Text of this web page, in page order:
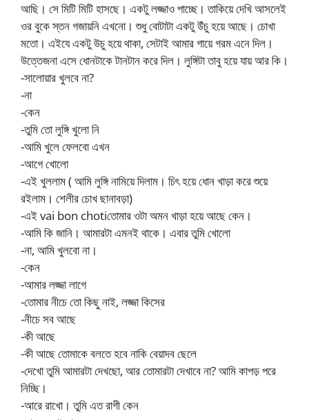
আছি। সে মিটি মিটি হাসছে। একটু লজ্জাও পাচ্ছে। তাকিয়ে দেখি আসলেই
ওর বুকে স্তন গজায়নি এখনো। শুধু বোটাটা একটু উঁচু হয়ে আছে। চোখা
মতো। এইযে একটু উচু হয়ে থাকা, সেটাই আমার গায়ে গরম এনে দিল।
উত্তেজনা এসে ধোনটাকে টানটান করে দিল। লুঙ্গিটা তাবু হয়ে যায় আর কি।
-সালোয়ার খুলবে না?
-না
-কেন
-তুমি তো লুঙ্গি খুলো নি
-আমি খুলে ফেলবো এখন
-আগে খোলো
-এই খুললাম ( আমি লুঙ্গি নামিয়ে দিলাম। চিৎ হয়ে ধোন খাড়া করে শুয়ে
রইলাম। শেলীর চোখ ছানাবড়া)
-এই vai bon chotiতোমার ওটা অমন খাড়া হয়ে আছে কেন।
-আমি কি জানি। আমারটা এমনই থাকে। এবার তুমি খোলো
-না, আমি খুলবো না।
-কেন
-আমার লজ্জা লাগে
-তোমার নীচে তো কিছু নাই, লজ্জা কিসের
-নীচে সব আছে
-কী আছে
-কী আছে তোমাকে বলতে হবে নাকি বেয়াদব ছেলে
-দেখো তুমি আমারটা দেখছো, আর তোমারটা দেখাবে না? আমি কাপড় পরে
নিচ্ছি।
-আরে রাখো। তুমি এত রাগী কেন